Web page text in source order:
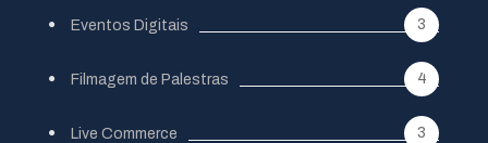
Eventos Digitais 3
Filmagem de Palestras 4
Live Commerce 3